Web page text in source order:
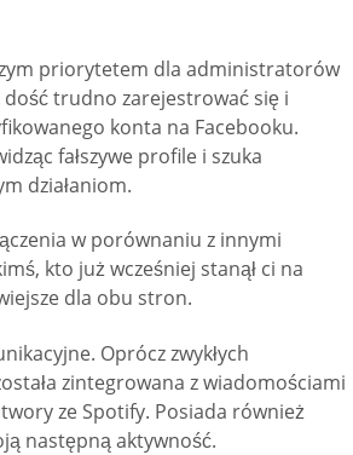
priorytetem dla administratorów
trudno zarejestrować się i
konta na Facebooku.
fałszywe profile i szuka
działaniom.
w porównaniu z innymi
kto już wcześniej stanął ci na
dla obu stron.
Oprócz zwykłych
zintegrowana z wiadomościami
ze Spotify. Posiada również
następną aktywność.